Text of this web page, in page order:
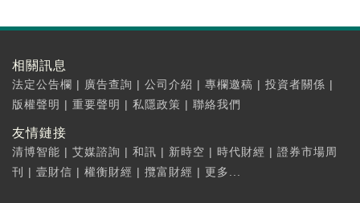
相關訊息
法定公告欄 | 廣告查詢 | 公司介紹 | 專欄邀稿 | 投資者關係 |
版權聲明 | 重要聲明 | 私隱政策 | 聯絡我們
友情鏈接
清博智能 | 艾媒諮詢 | 和訊 | 新時空 | 時代財經 | 證券市場周
刊
| 壹財信 | 權衡財經 | 攬富財經 | 更多...